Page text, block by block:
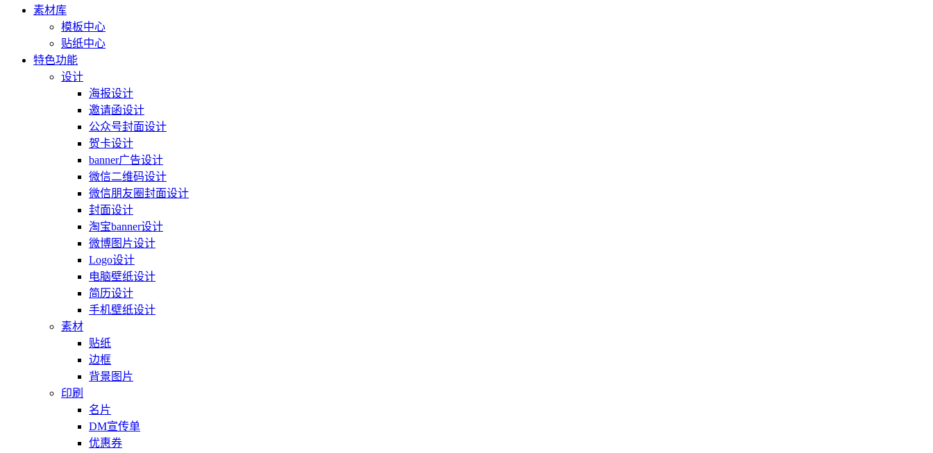
素材库
模板中心
贴纸中心
特色功能
设计
海报设计
邀请函设计
公众号封面设计
贺卡设计
banner广告设计
微信二维码设计
微信朋友圈封面设计
封面设计
淘宝banner设计
微博图片设计
Logo设计
电脑壁纸设计
简历设计
手机壁纸设计
素材
贴纸
边框
背景图片
印刷
名片
DM宣传单
优惠券